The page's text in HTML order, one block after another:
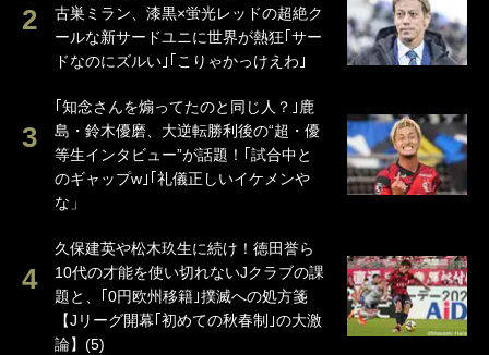
古巣ミラン、漆黒×蛍光レッドの超絶ク
ールな新サードユニに世界が熱狂｢サー
ドなのにズルい｣｢こりゃかっけえわ｣
｢知念さんを煽ってたのと同じ人？｣鹿
島・鈴木優磨、大逆転勝利後の“超・優
等生インタビュー”が話題！｢試合中と
のギャップw｣｢礼儀正しいイケメンや
な」
久保建英や松木玖生に続け！徳田誉ら
10代の才能を使い切れないJクラブの課
題と、｢0円欧州移籍｣撲滅への処方箋
【Jリーグ開幕｢初めての秋春制｣の大激
論】(5)